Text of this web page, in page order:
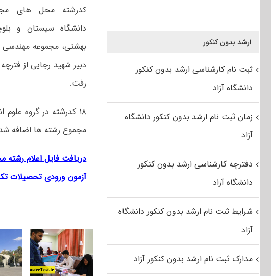
کدرشته محل های
دانشگاه سیستان و
بهشتی، مجموعه مهندسی
دبیر شهید رجایی از
رفت.
مجموع رشته ها اضافه
دریافت فایل اعلام‌
آزمون ورودی تحصیلات
ارشد بدون کنکور
ثبت نام کارشناسی ارشد بدون کنکور
دانشگاه آزاد
زمان ثبت نام ارشد بدون کنکور دانشگاه
آزاد
دفترچه کارشناسی ارشد بدون کنکور
دانشگاه آزاد
شرایط ثبت نام ارشد بدون کنکور دانشگاه
آزاد
مدارک ثبت نام ارشد بدون کنکور آزاد